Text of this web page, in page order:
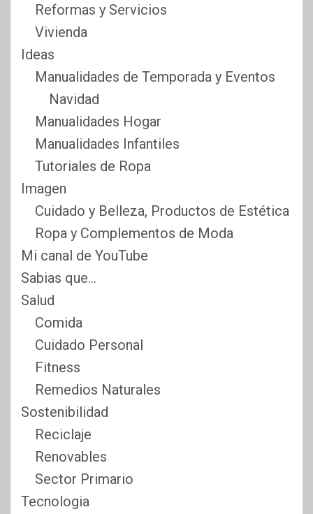
Reformas y Servicios
Vivienda
Ideas
Manualidades de Temporada y Eventos
Navidad
Manualidades Hogar
Manualidades Infantiles
Tutoriales de Ropa
Imagen
Cuidado y Belleza, Productos de Estética
Ropa y Complementos de Moda
Mi canal de YouTube
Sabias que…
Salud
Comida
Cuidado Personal
Fitness
Remedios Naturales
Sostenibilidad
Reciclaje
Renovables
Sector Primario
Tecnologia